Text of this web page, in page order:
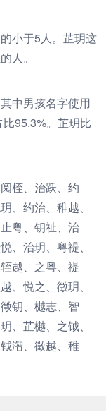
小于5人。芷玥这
人。
中男孩名字使用
95.3%。芷玥比
桎、治跃、约
、约治、稚越、
粤、钥祉、治
、治玥、粤禔、
越、之粤、禔
、悦之、徵玥、
钥、樾志、智
、芷樾、之钺、
潪、徵越、稚